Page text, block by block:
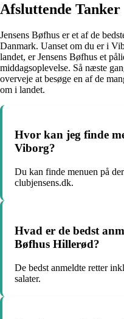
Afsluttende Tanker
Jensens Bøfhus er et af de
Danmark. Uanset om du er i
landet, er Jensens Bøfhus et
middagsoplevelse. Så næste
overveje at besøge en af de
om i landet.
Hvor kan jeg finde
Viborg?
Du kan finde menuen på
clubjensens.dk.
Hvad er de bedst
Bøfhus Hillerød?
De bedst anmeldte retter
salater.